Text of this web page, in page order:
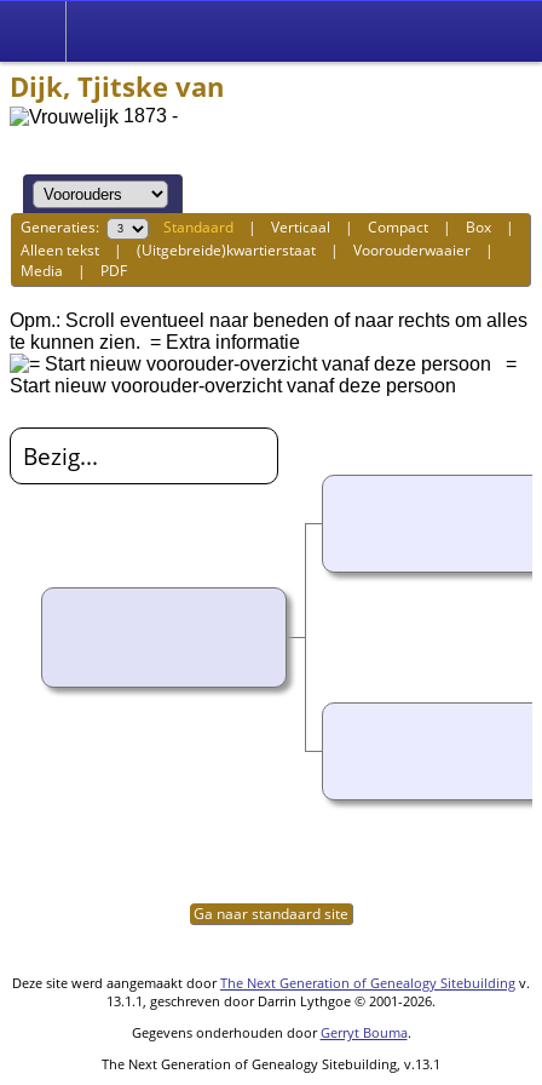
Dijk, Tjitske van
1873 -
Generaties: Standaard |Verticaal |Compact | Box |
Alleen tekst |(Uitgebreide)kwartierstaat |Voorouderwaaier |
Media | PDF
Opm.: Scroll eventueel naar beneden of naar rechts om alles
te kunnen zien. = Extra informatie
=
Start nieuw voorouder-overzicht vanaf deze persoon
Bezig...
Ga naar standaard site
Deze site werd aangemaakt doorThe Next Generation of Genealogy Sitebuilding v.
13.1.1, geschreven door Darrin Lythgoe © 2001-2026.
Gegevens onderhouden doorGerryt Bouma.
The Next Generation of Genealogy Sitebuilding, v.13.1